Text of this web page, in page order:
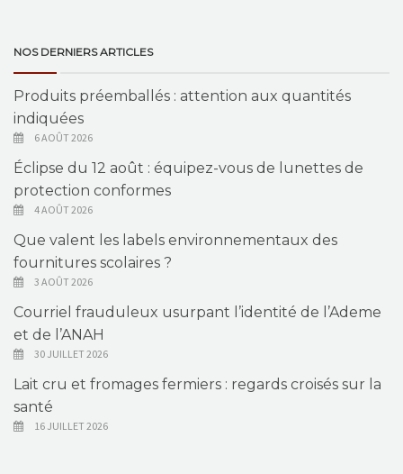
NOS DERNIERS ARTICLES
Produits préemballés : attention aux quantités
indiquées
6 AOÛT 2026
Éclipse du 12 août : équipez-vous de lunettes de
protection conformes
4 AOÛT 2026
Que valent les labels environnementaux des
fournitures scolaires ?
3 AOÛT 2026
Courriel frauduleux usurpant l’identité de l’Ademe
et de l’ANAH
30 JUILLET 2026
Lait cru et fromages fermiers : regards croisés sur la
santé
16 JUILLET 2026